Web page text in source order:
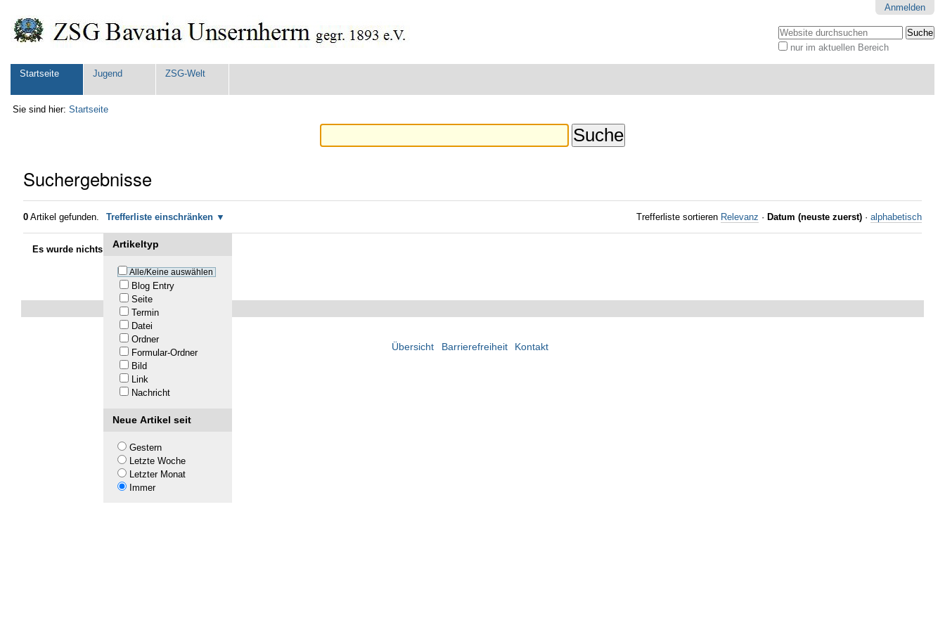
zum
Inhalt
|
zur
Navigation
Werkzeuge
Anmelden
Website durchsuchen
nur im aktuellen Bereich
Suche…
Sektionen
Startseite Jugend ZSG-Welt
Sie sind hier: Startseite
Suchergebnisse
0 Artikel gefunden. Trefferliste einschränken
Artikeltyp
Alle/Keine auswählen
Blog Entry
Seite
Termin
Datei
Ordner
Formular-Ordner
Bild
Link
Nachricht
Neue Artikel seit
Gestern
Letzte Woche
Letzter Monat
Immer
Trefferliste sortieren Relevanz · Datum (neuste zuerst) · alphabetisch
Es wurde nichts gefunden.
Übersicht Barrierefreiheit Kontakt